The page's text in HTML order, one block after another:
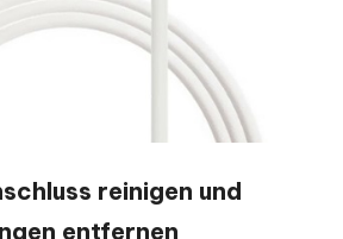
reinigen und
entfernen